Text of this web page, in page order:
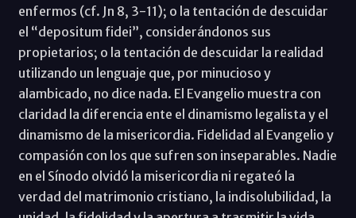
enfermos (cf. Jn 8, 3-11); o la tentación de descuidar
el “depositum fidei”, considerándonos sus
propietarios; o la tentación de descuidar la realidad
utilizando un lenguaje que, por minucioso y
alambicado, no dice nada. El Evangelio muestra con
claridad la diferencia ente el dinamismo legalista y el
dinamismo de la misericordia. Fidelidad al Evangelio y
compasión con los que sufren son inseparables. Nadie
en el Sínodo olvidó la misericordia ni regateó la
verdad del matrimonio cristiano, la indisolubilidad, la